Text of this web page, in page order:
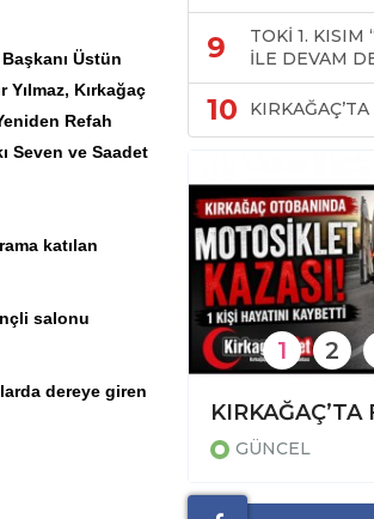
Üstün
Kırkağaç
Refah
Seven ve Saadet
katılan
salonu
dereye giren
9
TOKİ 1. KISIM
İLE DEVAM
10
GÜNCEL
1 2